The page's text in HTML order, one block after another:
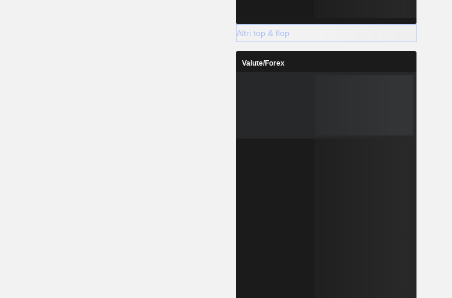
Altri top & flop
Valute/Forex